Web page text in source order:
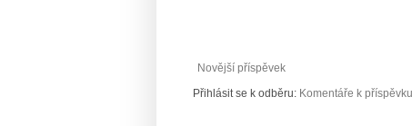
Novější příspěvek
Přihlásit se k odběru: Komentáře k